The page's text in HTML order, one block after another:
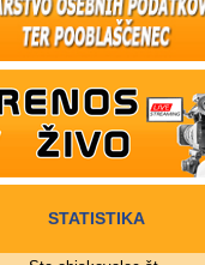
STATISTIKA